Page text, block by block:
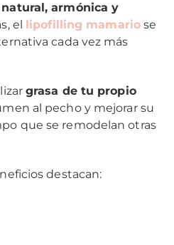
natural, armónica y
el lipofilling mamariose
cada vez más
grasa de tu propio
al pecho y mejorar su
que se remodelan otras
destacan: